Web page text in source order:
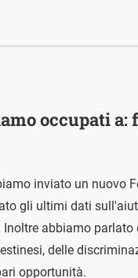
occupati a:
inviato un nuovo
gli ultimi dati
abbiamo parlato
delle
opportunità.